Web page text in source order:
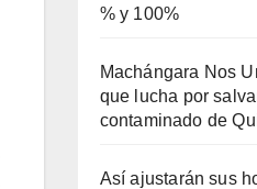
% y 100%
Machángara Nos
que lucha por
contaminado de
Así ajustarán sus